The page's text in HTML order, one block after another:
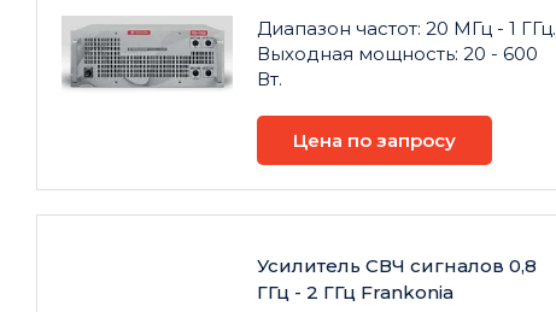
Диапазон частот: 20 МГц - 1 ГГц.
Выходная мощность: 20 - 600
Вт.
Цена по запросу
Усилитель СВЧ сигналов 0,8
ГГц - 2 ГГц Frankonia